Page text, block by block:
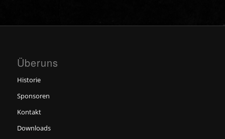
Überuns
Historie
Sponsoren
Kontakt
Downloads